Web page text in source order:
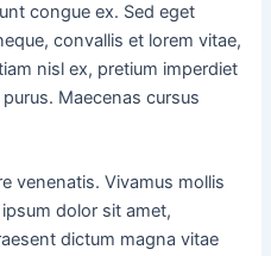
congue ex. Sed eget
convallis et lorem vitae,
nisl ex, pretium imperdiet
Maecenas cursus
venenatis. Vivamus mollis
dolor sit amet,
dictum magna vitae